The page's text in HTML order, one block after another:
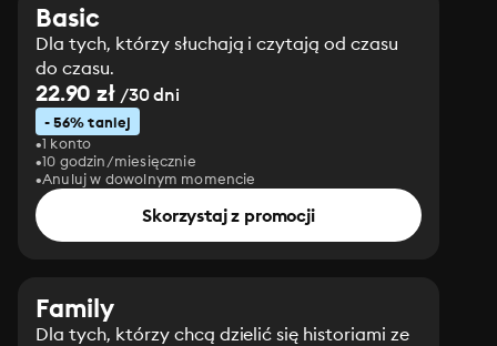
Basic
Dla tych, którzy słuchają i czytają od czasu
do czasu.
22.90 zł/30 dni
- 56% taniej
1 konto
10 godzin/miesięcznie
Anuluj w dowolnym momencie
Skorzystaj z promocji
Family
Dla tych, którzy chcą dzielić się historiami ze